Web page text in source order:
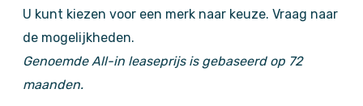
U kunt kiezen voor een merk naar keuze. Vraag naar
de mogelijkheden.
Genoemde All-in leaseprijs is gebaseerd op 72
maanden.